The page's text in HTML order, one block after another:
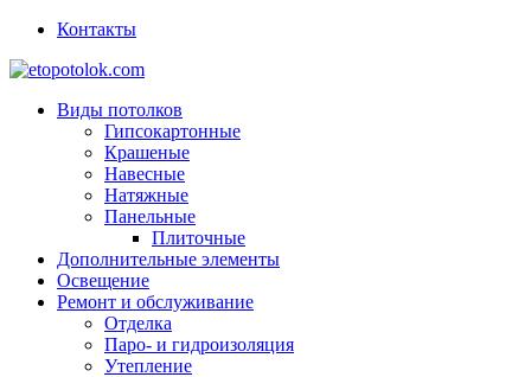
Контакты
Виды потолков
Гипсокартонные
Крашеные
Навесные
Натяжные
Панельные
Плиточные
Дополнительные элементы
Освещение
Ремонт и обслуживание
Отделка
Паро- и гидроизоляция
Утепление